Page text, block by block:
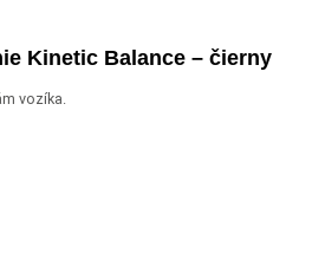
Kinetic Balance – čierny
vozíka.